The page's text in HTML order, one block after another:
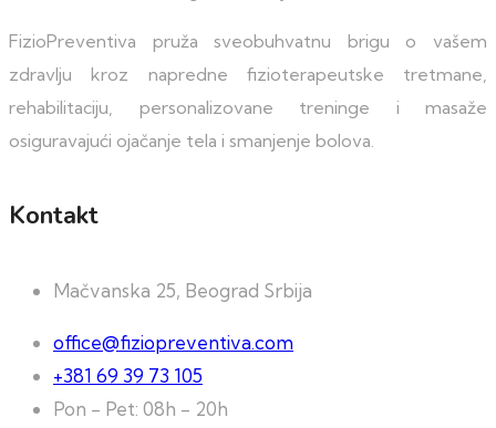
FizioPreventiva pruža sveobuhvatnu brigu o vašem
zdravlju kroz napredne fizioterapeutske tretmane,
rehabilitaciju, personalizovane treninge i masaže
osiguravajući ojačanje tela i smanjenje bolova.
Kontakt
Mačvanska 25, Beograd Srbija
office@fiziopreventiva.com
+381 69 39 73 105
Pon - Pet: 08h - 20h